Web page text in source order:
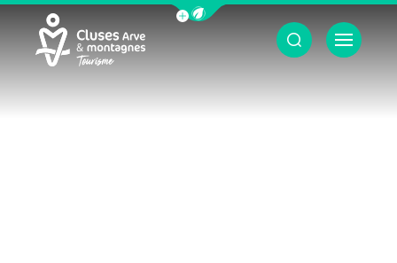
Afficher la barre de navigation du
Menu